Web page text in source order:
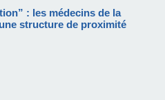
: les médecins de la
structure de proximité